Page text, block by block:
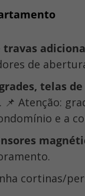
travas
de
grades, telas
📌 Atenção:
e a